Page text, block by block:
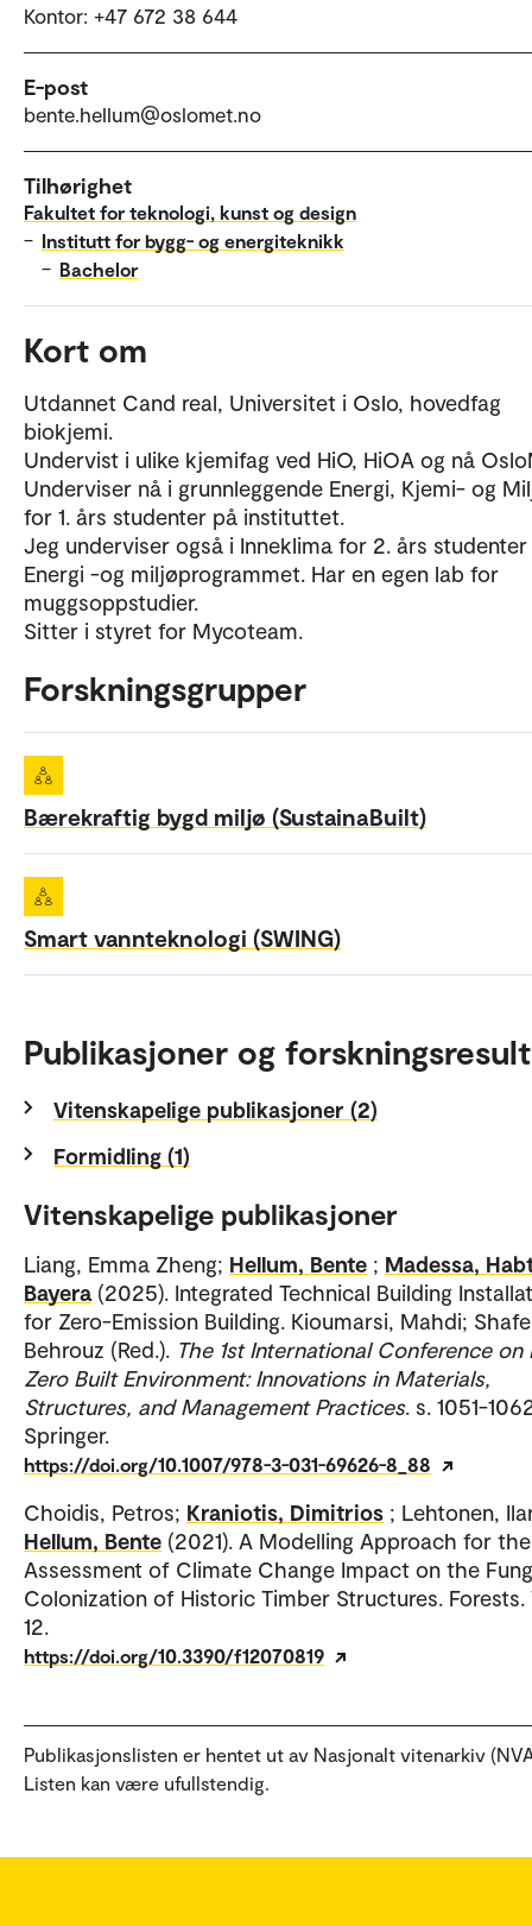
Kontor: +47 672 38 644
E-post
bente.hellum@oslomet.no
Tilhørighet
Fakultet for teknologi, kunst og design
– Institutt for bygg- og energiteknikk
– Bachelor
Kort om
Utdannet Cand real, Universitet i Oslo, hovedfag
biokjemi.
Undervist i ulike kjemifag ved HiO, HiOA og nå
Underviser nå i grunnleggende Energi, Kjemi- og
for 1. års studenter på instituttet.
Jeg underviser også i Inneklima for 2. års
Energi -og miljøprogrammet. Har en egen lab for
muggsoppstudier.
Sitter i styret for Mycoteam.
Forskningsgrupper
Bærekraftig bygd miljø (SustainaBuilt)
Smart vannteknologi (SWING)
Publikasjoner og
Vitenskapelige publikasjoner (2)
Formidling (1)
Vitenskapelige publikasjoner
Liang, Emma Zheng; Hellum, Bente ; Madessa,
Bayera (2025). Integrated Technical Building
for Zero-Emission Building. Kioumarsi, Mahdi;
Behrouz (Red.). The 1st International Conference on
Zero Built Environment: Innovations in Materials,
Structures, and Management Practices. s. 1051-
Springer.
https://doi.org/10.1007/978-3-031-69626-8_88
Choidis, Petros; Kraniotis, Dimitrios ; Lehtonen,
Hellum, Bente (2021). A Modelling Approach for the
Assessment of Climate Change Impact on the
Colonization of Historic Timber Structures. Forests.
12.
https://doi.org/10.3390/f12070819
Publikasjonslisten er hentet ut av Nasjonalt vitenarkiv
Listen kan være ufullstendig.